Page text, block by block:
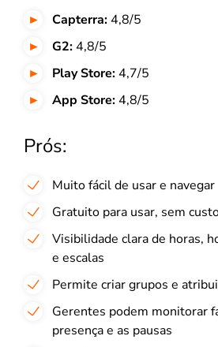
Capterra:4,8/5
G2:4,8/5
Play Store:4,7/5
App Store:4,8/5
Prós:
Muito fácil de usar e navegar
Gratuito para usar, sem
Visibilidade clara de horas,
e escalas
Permite criar grupos e
Gerentes podem monitorar
presença e as pausas